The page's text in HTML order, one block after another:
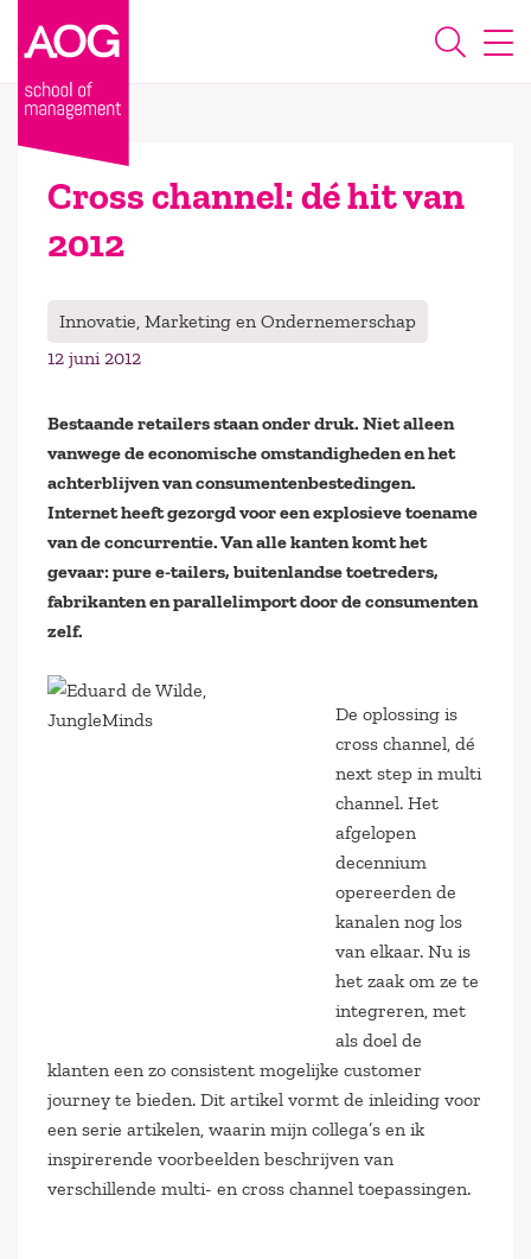
Cross channel: dé hit van
2012
Innovatie, Marketing en Ondernemerschap
12 juni 2012
Bestaande retailers staan onder druk. Niet alleen
vanwege de economische omstandigheden en het
achterblijven van consumentenbestedingen.
Internet heeft gezorgd voor een explosieve toename
van de concurrentie. Van alle kanten komt het
gevaar: pure e-tailers, buitenlandse toetreders,
fabrikanten en parallelimport door de consumenten
zelf.
De oplossing is
cross channel, dé
next step in multi
channel. Het
afgelopen
decennium
opereerden de
kanalen nog los
van elkaar. Nu is
het zaak om ze te
integreren, met
als doel de
klanten een zo consistent mogelijke customer
journey te bieden. Dit artikel vormt de inleiding voor
een serie artikelen, waarin mijn collega’s en ik
inspirerende voorbeelden beschrijven van
verschillende multi- en cross channel toepassingen.